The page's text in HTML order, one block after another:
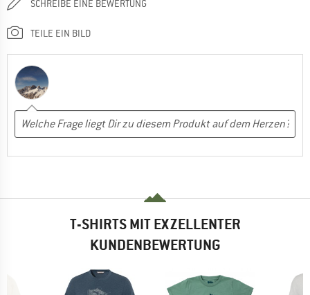
SCHREIBE EINE BEWERTUNG
TEILE EIN BILD
T-SHIRTS MIT EXZELLENTER
KUNDENBEWERTUNG